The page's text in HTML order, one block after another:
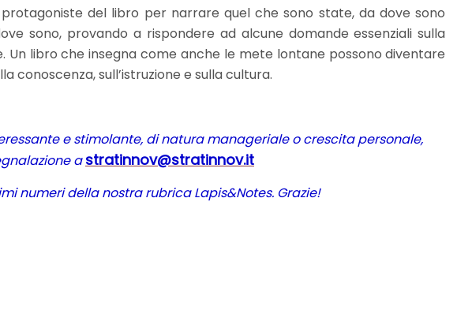
del libro per narrare quel che sono state, da dove sono
sono, provando a rispondere ad alcune domande essenziali sulla
Un libro che insegna come anche le mete lontane possono diventare
conoscenza, sull’istruzione e sulla cultura.
e stimolante, di natura manageriale o crescita personale,
astratinnov@stratinnov.it
numeri della nostra rubrica Lapis&Notes. Grazie!